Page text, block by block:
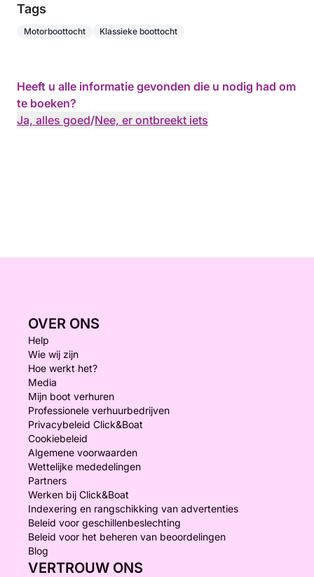
Tags
Motorboottocht Klassieke boottocht
Heeft u alle informatie gevonden die u nodig had om
te boeken?
Ja, alles goed/Nee, er ontbreekt iets
OVER ONS
Help
Wie wij zijn
Hoe werkt het?
Media
Mijn boot verhuren
Professionele verhuurbedrijven
Privacybeleid Click&Boat
Cookiebeleid
Algemene voorwaarden
Wettelijke mededelingen
Partners
Werken bij Click&Boat
Indexering en rangschikking van advertenties
Beleid voor geschillenbeslechting
Beleid voor het beheren van beoordelingen
Blog
VERTROUW ONS